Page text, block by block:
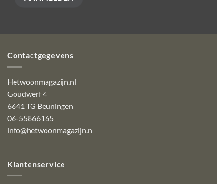
Contactgegevens
Hetwoonmagazijn.nl
Goudwerf 4
6641 TG Beuningen
06-55866165
info@hetwoonmagazijn.nl
Klantenservice